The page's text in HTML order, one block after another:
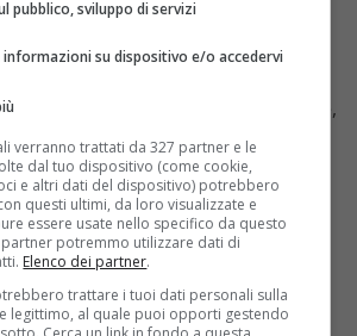
Averla aperta significa essere
come attore di valore, ma come
un certo modo di
popolare senza essere superficiale,
banale. Esattamente come
un significato che va oltre il
Ha sancito una sorta di
attore e la città che più di ogni
la sua crescita professionale. E
sa stare su un palco non
pubblico, sviluppo di servizi
informazioni su dispositivo e/o accedervi
verranno trattati da 327 partner e le
dal tuo dispositivo (come cookie,
e altri dati del dispositivo) potrebbero
questi ultimi, da loro visualizzate e
essere usate nello specifico da questo
potremmo utilizzare dati di
Elenco dei partner.
trattare i tuoi dati personali sulla
legittimo, al quale puoi opporti gestendo